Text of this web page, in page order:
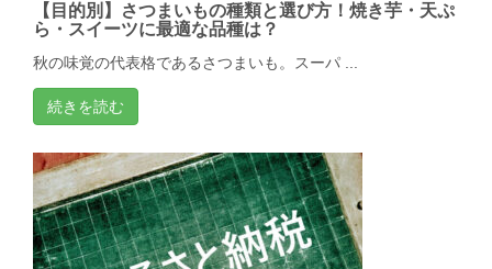
【目的別】さつまいもの種類と選び方！焼き芋・天ぷ
ら・スイーツに最適な品種は？
秋の味覚の代表格であるさつまいも。スーパ ...
続きを読む